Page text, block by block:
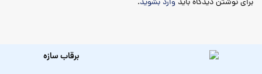
برای نوشتن دیدگاه باید وارد بشوید.